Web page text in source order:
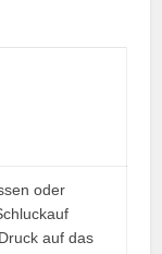
oder
auf das